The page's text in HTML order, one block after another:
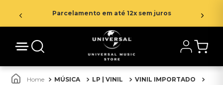
Parcelamento em até 12x sem juros
MÚSICA LP | VINIL
VINIL IMPORTADO